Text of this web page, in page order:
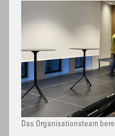
Das Organisationsteam